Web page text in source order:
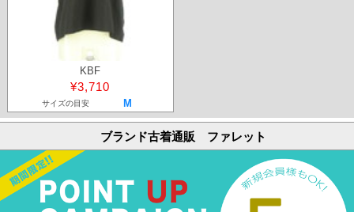
KBF
¥3,710
サイズの目安 M
ブランド古着通販 ファレット